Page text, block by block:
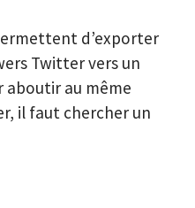
d’exporter
Twitter vers un
aboutir au même
il faut chercher un